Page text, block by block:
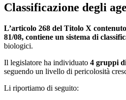
Classificazione degli
L’articolo 268 del Titolo X
81/08, contiene un sistema di
biologici.
Il legislatore ha individuato 4 gruppi
seguendo un livello di pericolosità
Li riportiamo di seguito: